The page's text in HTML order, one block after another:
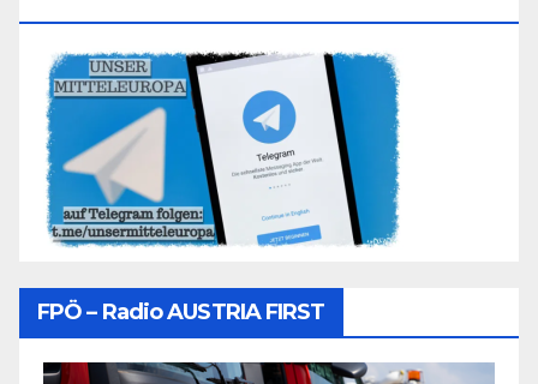
FPÖ – Radio AUSTRIA FIRST